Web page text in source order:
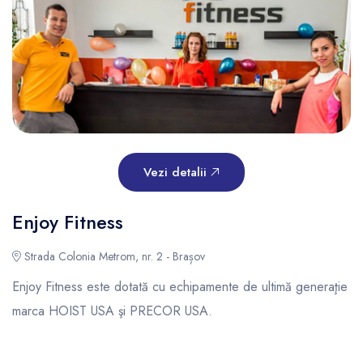
Vezi detalii
Enjoy Fitness
Strada Colonia Metrom, nr. 2 - Brașov
Enjoy Fitness este dotată cu echipamente de ultimă generaţie
marca HOIST USA şi PRECOR USA.